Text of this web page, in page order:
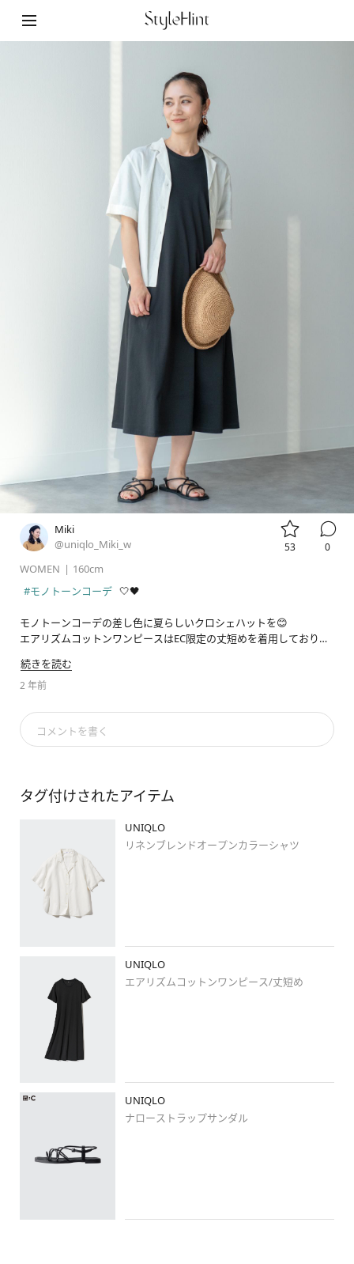
Miki
@uniqlo_Miki_w

53

0
WOMEN | 160cm
#モノトーンコーデ 🤍🖤
モノトーンコーデの差し色に夏らしいクロシェハットを😊
エアリズムコットンワンピースはEC限定の丈短めを着用しておりま
#エアリズムコットンワンピース
#リネンブレンドオープンカラーシャツ
#ナローストラップサンダル
#uniqlo #ユニクロ新作
#stylehintstaff
#おしやれさんと繋がりたい
#着回しコーデ
#今日のコーデ
#ママコーデ
#熊本
#イオンモール熊本
#夏コーデ
#リネン
#リゾートコーデ
#ワンピース
続きを読む
2 年前
コメントを書く
タグ付けされたアイテム
UNIQLO
リネンブレンドオープンカラーシャツ
UNIQLO
エアリズムコットンワンピース/丈短め
UNIQLO
ナローストラップサンダル